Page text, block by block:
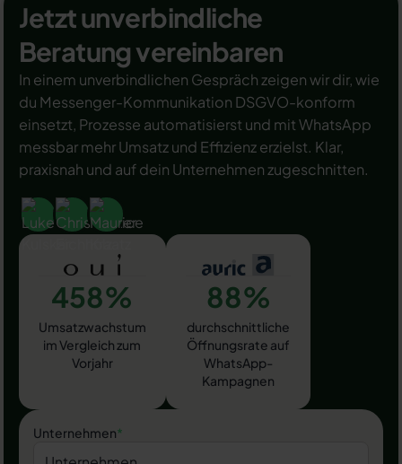
Jetzt unverbindliche
Beratung vereinbaren
In einem unverbindlichen Gespräch zeigen wir dir, wie
du Messenger-Kommunikation DSGVO-konform
einsetzt, Prozesse automatisierst und mit WhatsApp
messbar mehr Umsatz und Effizienz erzielst. Klar,
praxisnah und auf dein Unternehmen zugeschnitten.
458%
Umsatzwachstum
im Vergleich zum
Vorjahr
88%
durchschnittliche
Öffnungsrate auf
WhatsApp-
Kampagnen
Unternehmen*